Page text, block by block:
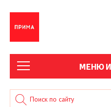
МЕНЮ